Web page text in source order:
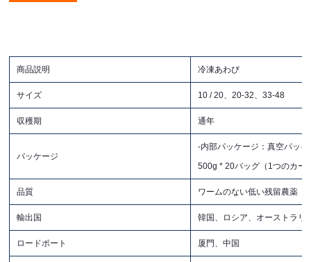
商品説明 冷凍あわび
サイズ 10 / 20、20-32、33-48
収穫期 通年
パッケージ
-内部パッケージ：真空パッ
500g * 20バッグ（1つのカー
品質 ワームのない低い残留農薬
輸出国 韓国、ロシア、オーストラリ
ロードポート 厦門、中国